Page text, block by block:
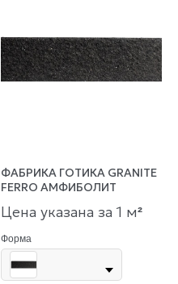
ФАБРИКА ГОТИКА GRANITE
FERRO АМФИБОЛИТ
Цена указана за 1 м²
Форма